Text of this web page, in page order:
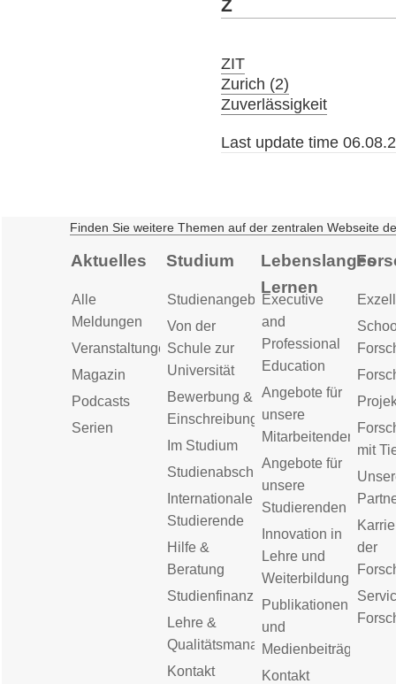
Z
ZIT
Zurich (2)
Zuverlässigkeit
Last update time
Finden Sie weitere Themen auf der zentralen Webseite
Aktuelles
Alle
Meldungen
Veranstaltungen
Magazin
Podcasts
Serien
Studium
Studienangebot
Von der
Schule zur
Universität
Bewerbung &
Einschreibung
Im Studium
Studienabschluss
Internationale
Studierende
Hilfe &
Beratung
Studienfinanzierung
Lehre &
Qualitätsmanagement
Kontakt
Lebenslanges
Lernen
Executive
and
Professional
Education
Angebote für
unsere
Mitarbeitenden
Angebote für
unsere
Studierenden
Innovation in
Lehre und
Weiterbildung
Publikationen
und
Medienbeiträge
Kontakt
mit
der